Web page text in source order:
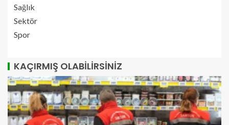
Sağlık
Sektör
Spor
KAÇIRMIŞ OLABILIRSINIZ